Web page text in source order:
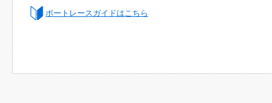
ボートレースガイドはこちら